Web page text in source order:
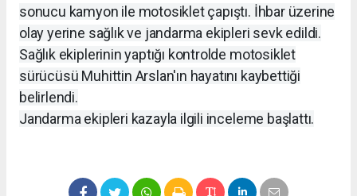
sonucu kamyon ile motosiklet çapıştı. İhbar üzerine
olay yerine sağlık ve jandarma ekipleri sevk edildi.
Sağlık ekiplerinin yaptığı kontrolde motosiklet
sürücüsü Muhittin Arslan'ın hayatını kaybettiği
belirlendi.
Jandarma ekipleri kazayla ilgili inceleme başlattı.